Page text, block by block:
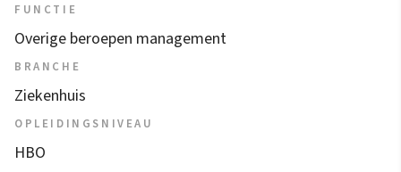
FUNCTIE
Overige beroepen management
BRANCHE
Ziekenhuis
OPLEIDINGSNIVEAU
HBO